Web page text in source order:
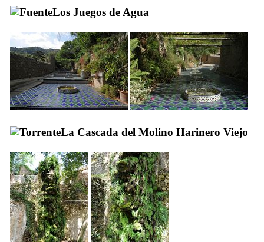
Los Juegos de Agua
La Cascada del Molino Harinero Viejo